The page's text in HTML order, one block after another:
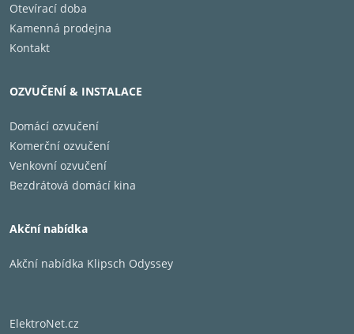
Otevírací doba
Kamenná prodejna
Kontakt
OZVUČENÍ & INSTALACE
Domácí ozvučení
Komerční ozvučení
Venkovní ozvučení
Bezdrátová domácí kina
Akční nabídka
Akční nabídka Klipsch Odyssey
ElektroNet.cz